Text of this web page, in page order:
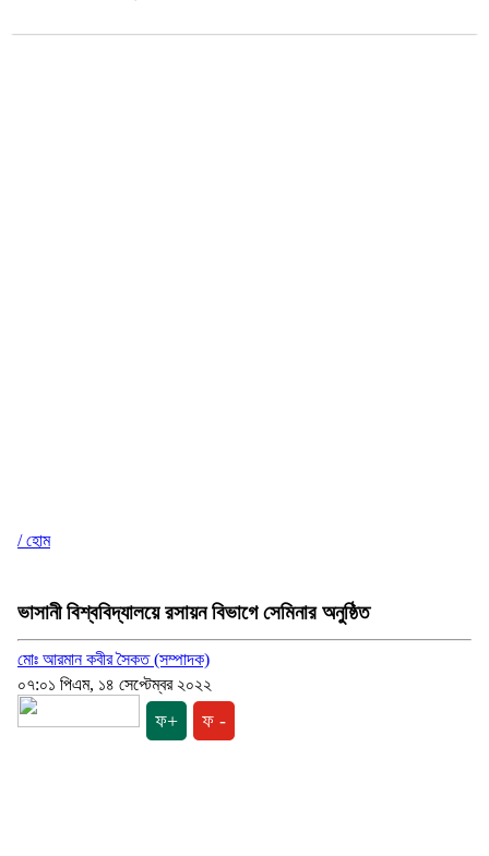
/ হোম
ভাসানী বিশ্ববিদ্যালয়ে রসায়ন বিভাগে সেমিনার অনুষ্ঠিত
মোঃ আরমান কবীর সৈকত (সম্পাদক)
০৭:০১ পিএম, ১৪ সেপ্টেম্বর ২০২২
ফ+ ফ -